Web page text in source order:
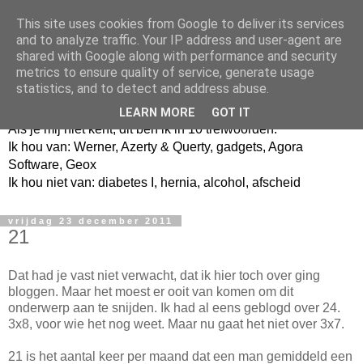
Jangeox' blog
Als je mij niet kent, dit ben ik in 10 trefwoorden.
Ik hou van: Werner, Azerty & Querty, gadgets, Agora
Software, Geox
Ik hou niet van: diabetes I, hernia, alcohol, afscheid
vrijdag 23 december 2011
21
Dat had je vast niet verwacht, dat ik hier toch over ging
bloggen. Maar het moest er ooit van komen om dit
onderwerp aan te snijden. Ik had al eens geblogd over 24.
3x8, voor wie het nog weet. Maar nu gaat het niet over 3x7.
21 is het aantal keer per maand dat een man gemiddeld een
This site uses cookies from Google to deliver its services
and to analyze traffic. Your IP address and user-agent are
shared with Google along with performance and security
metrics to ensure quality of service, generate usage
statistics, and to detect and address abuse.
LEARN MORE GOT IT